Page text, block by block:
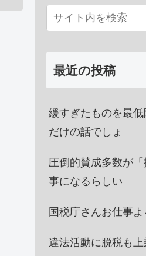
最近の投稿
緩すぎたものを最
だけの話でしょ
圧倒的賛成多数が
事になるらしい
国税庁さんお仕事
違法活動に脱税も